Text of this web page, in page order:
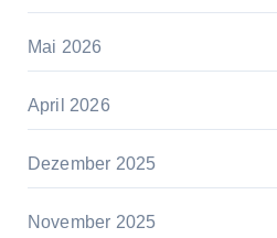
Mai 2026
April 2026
Dezember 2025
November 2025